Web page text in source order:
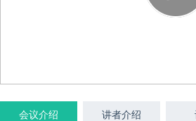
会议介绍 讲者介绍